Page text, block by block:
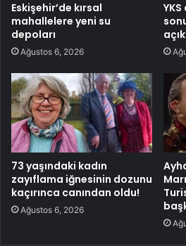
Eskişehir’de kırsal
mahallelere yeni su
depoları
Ağustos 6, 2026
YKS
73 yaşındaki kadın
zayıflama iğnesinin dozunu
kaçırınca canından oldu!
Ağustos 6, 2026